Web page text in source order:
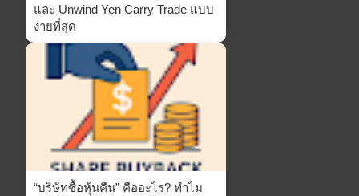
และ Unwind Yen Carry Trade แบบ
ง่ายที่สุด
“บริษัทซื้อหุ้นคืน” คืออะไร? ทำไม